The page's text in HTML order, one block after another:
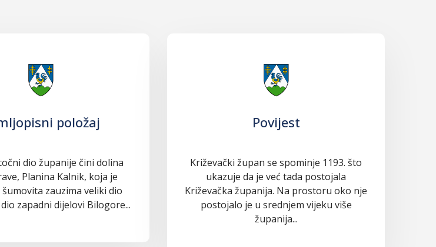
položaj
dio županije čini dolina
Planina Kalnik, koja je
zauzima veliki dio
zapadni dijelovi Bilogore...
Povijest
Križevački župan se spominje 1193. što
ukazuje da je već tada postojala
Križevačka županija. Na prostoru oko nje
postojalo je u srednjem vijeku više
županija...